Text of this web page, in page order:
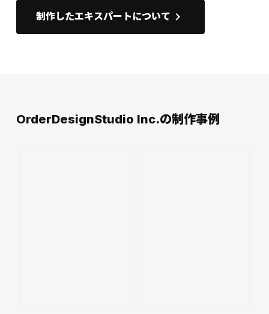
制作したエキスパートについて keyboard_arrow_right
OrderDesignStudio Inc.の制作事例